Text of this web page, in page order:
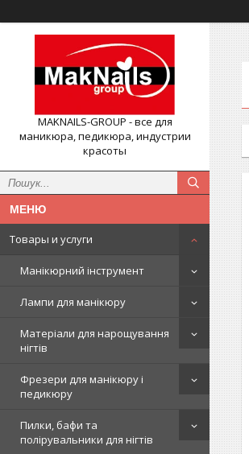
MAKNAILS-GROUP - все для
маникюра, педикюра, индустрии
красоты
Товары и услуги
Манікюрний інструмент
Лампи для манікюру
Матеріали для нарощування
нігтів
Фрезери для манікюру і
педикюру
Пилки, бафи та
полірувальники для нігтів